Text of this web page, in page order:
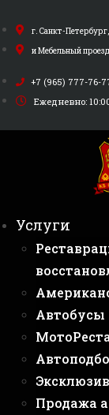
к
содержимому
г. Санкт-
и Мебельный
+7 (965) 777-76-
Ежедневно:
Услуги
Автобусы
Продажа